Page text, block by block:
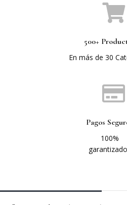
500+
En más de 30
Pagos
100%